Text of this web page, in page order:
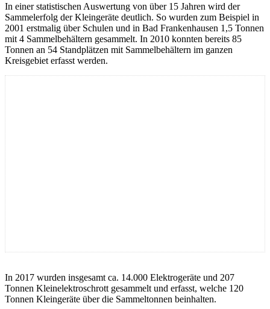
In einer statistischen Auswertung von über 15 Jahren wird der
Sammelerfolg der Kleingeräte deutlich. So wurden zum Beispiel in
2001 erstmalig über Schulen und in Bad Frankenhausen 1,5 Tonnen
mit 4 Sammelbehältern gesammelt. In 2010 konnten bereits 85
Tonnen an 54 Standplätzen mit Sammelbehältern im ganzen
Kreisgebiet erfasst werden.
In 2017 wurden insgesamt ca. 14.000 Elektrogeräte und 207
Tonnen Kleinelektroschrott gesammelt und erfasst, welche 120
Tonnen Kleingeräte über die Sammeltonnen beinhalten.